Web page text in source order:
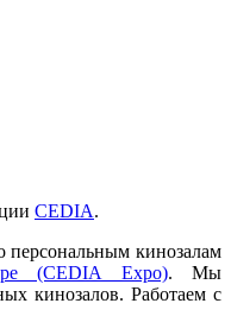
CEDIA.
персональным кинозалам
(CEDIA Expo). Мы
кинозалов. Работаем с